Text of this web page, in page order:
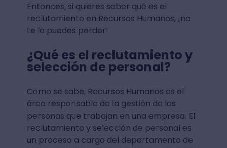
Entonces, si quieres saber qué es el
reclutamiento en Recursos Humanos, ¡no
te lo puedes perder!
¿Qué es el reclutamiento y
selección de personal?
Como se sabe, Recursos Humanos es el
área responsable de la gestión de las
personas que trabajan en una empresa. El
reclutamiento y selección de personal es
un proceso a cargo del departamento de